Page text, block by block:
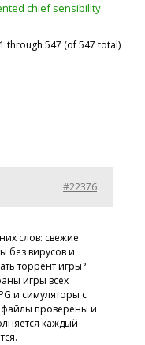
chief sensibility
through 547 (of 547 total)
#22376
слов: свежие
без вирусов и
торрент игры?
игры всех
и симуляторы с
файлы проверены и
каждый